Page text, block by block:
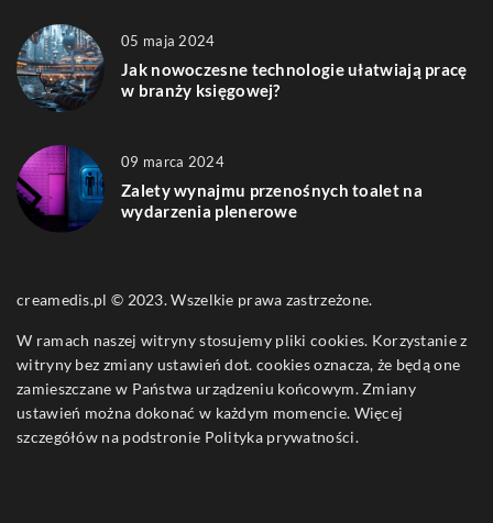
05 maja 2024
Jak nowoczesne technologie ułatwiają pracę
w branży księgowej?
09 marca 2024
Zalety wynajmu przenośnych toalet na
wydarzenia plenerowe
creamedis.pl © 2023. Wszelkie prawa zastrzeżone.
W ramach naszej witryny stosujemy pliki cookies. Korzystanie z
witryny bez zmiany ustawień dot. cookies oznacza, że będą one
zamieszczane w Państwa urządzeniu końcowym. Zmiany
ustawień można dokonać w każdym momencie. Więcej
szczegółów na podstronie Polityka prywatności.